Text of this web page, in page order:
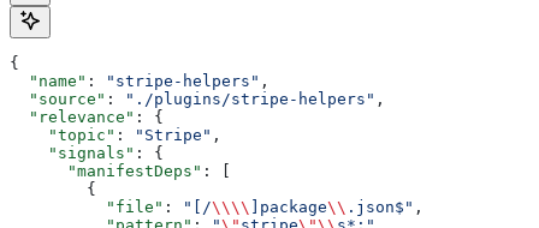
{
  "name"
: "stripe-helpers" ,
  "source"
: "./plugins/stripe-helpers" ,
  "relevance"
: {
    "topic"
: "Stripe" ,
    "signals"
: {
      "manifestDeps"
: [
        {
          "file"
: "[/\\\\ ]package\\ .json$" ,